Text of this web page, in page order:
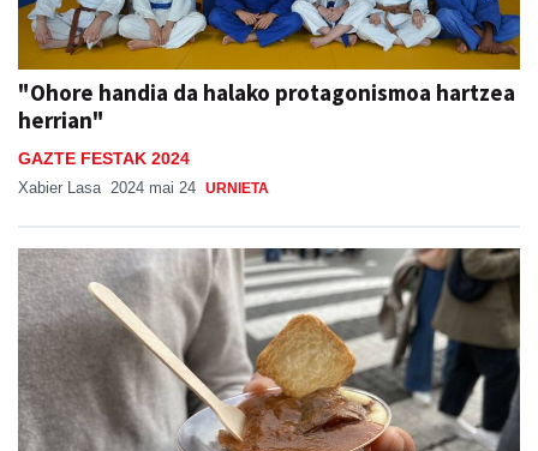
"Ohore handia da halako protagonismoa hartzea
herrian"
GAZTE FESTAK 2024
Xabier Lasa 2024 mai 24 URNIETA